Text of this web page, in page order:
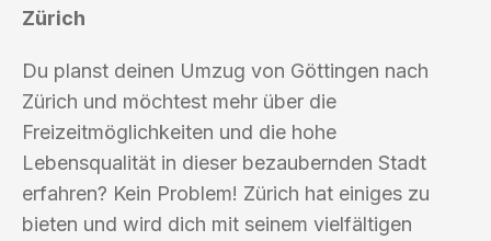
Zürich
Du planst deinen Umzug von Göttingen nach
Zürich und möchtest mehr über die
Freizeitmöglichkeiten und die hohe
Lebensqualität in dieser bezaubernden Stadt
erfahren? Kein Problem! Zürich hat einiges zu
bieten und wird dich mit seinem vielfältigen